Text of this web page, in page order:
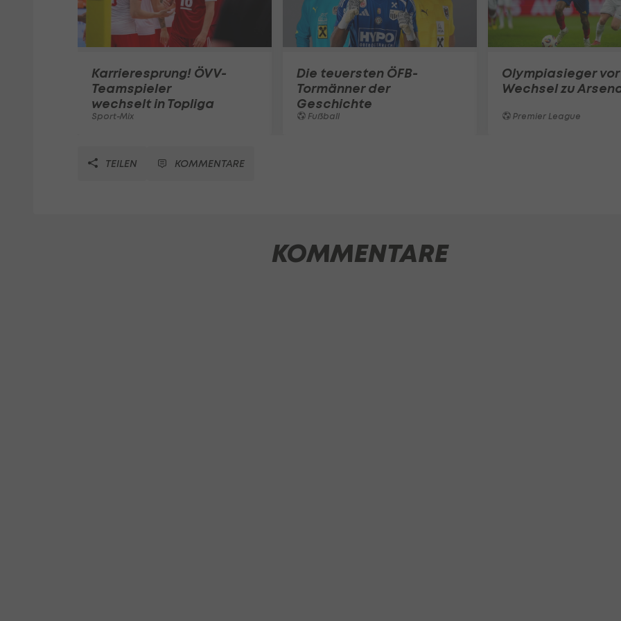
Karrieresprung! ÖVV-
Teamspieler
wechselt in Topliga
Sport-Mix
Die teuersten ÖFB-
Tormänner der
Geschichte
Fußball
Olympiasieger vor
Wechsel zu
Premier League
TEILEN KOMMENTARE
KOMMENTARE